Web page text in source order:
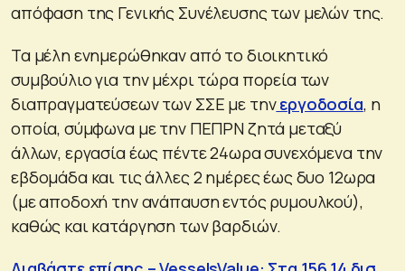
απόφαση της Γενικής Συνέλευσης των μελών της.
Τα μέλη ενημερώθηκαν από το διοικητικό
συμβούλιο για την μέχρι τώρα πορεία των
διαπραγματεύσεων των ΣΣΕ με τηνεργοδοσία, η
οποία, σύμφωνα με την ΠΕΠΡΝ ζητά μεταξύ
άλλων, εργασία έως πέντε 24ωρα συνεχόμενα την
εβδομάδα και τις άλλες 2 ημέρες έως δυο 12ωρα
(με αποδοχή την ανάπαυση εντός ρυμουλκού),
καθώς και κατάργηση των βαρδιών.